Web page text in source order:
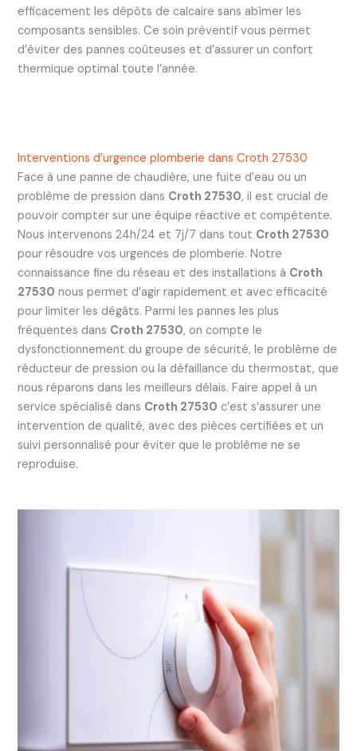
efficacement les dépôts de calcaire sans abîmer les
composants sensibles. Ce soin préventif vous permet
d’éviter des pannes coûteuses et d’assurer un confort
thermique optimal toute l’année.
Interventions d’urgence plomberie dans Croth 27530
Face à une panne de chaudière, une fuite d’eau ou un
problème de pression dans Croth 27530, il est crucial de
pouvoir compter sur une équipe réactive et compétente.
Nous intervenons 24h/24 et 7j/7 dans tout Croth 27530
pour résoudre vos urgences de plomberie. Notre
connaissance fine du réseau et des installations à Croth
27530 nous permet d’agir rapidement et avec efficacité
pour limiter les dégâts. Parmi les pannes les plus
fréquentes dans Croth 27530, on compte le
dysfonctionnement du groupe de sécurité, le problème de
réducteur de pression ou la défaillance du thermostat, que
nous réparons dans les meilleurs délais. Faire appel à un
service spécialisé dans Croth 27530 c’est s’assurer une
intervention de qualité, avec des pièces certifiées et un
suivi personnalisé pour éviter que le problème ne se
reproduise.